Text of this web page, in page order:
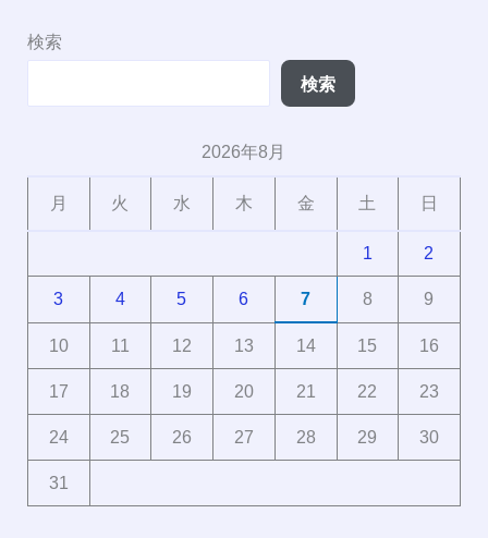
検索
検索
2026年8月
月 火 水 木 金 土 日
1 2
3 4 5 6 7 8 9
10 11 12 13 14 15 16
17 18 19 20 21 22 23
24 25 26 27 28 29 30
31